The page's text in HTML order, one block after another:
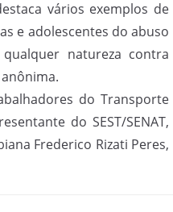
vários exemplos de
e adolescentes do abuso
natureza contra
do Transporte
do SEST/SENAT,
Frederico Rizati Peres,